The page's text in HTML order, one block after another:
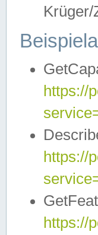
Krüger/
https://
https://
https://